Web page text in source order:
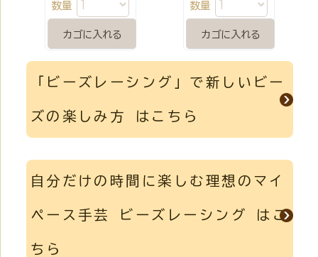
数量 数量
「ビーズレーシング」で新しいビー
ズの楽しみ方 はこちら
自分だけの時間に楽しむ理想のマイ
ペース手芸 ビーズレーシング はこ
ちら